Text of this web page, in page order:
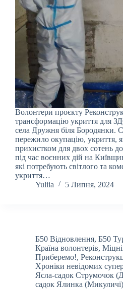
Волонтери проєкту
трансформацію укриття для
села Дружня біля Бородянки.
пережило окупацію, укриття,
прихистком для двох сотень
під час воєнних дій на
які потребують світлого та
укриття…
Yuliia
5 Липня, 2024
Б50 Відновлення, Б50
Країна волонтерів,
Приберемо!,
Хроніки невідомих
Ясла-садок Струмочок
садок Ялинка (Микуличі)